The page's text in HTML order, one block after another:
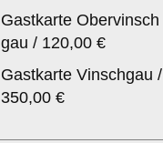
Gastkarte Obervinsch
gau / 120,00 €
Gastkarte Vinschgau /
350,00 €